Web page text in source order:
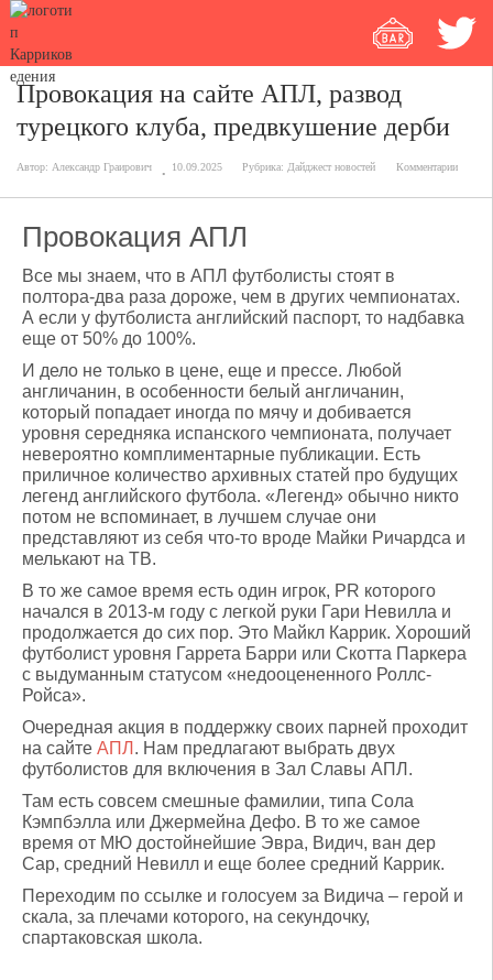
Провокация на сайте АПЛ, развод
турецкого клуба, предвкушение дерби
Автор: Александр Граирович 10.09.2025 Рубрика: Дайджест новостей Комментарии
Провокация АПЛ
Все мы знаем, что в АПЛ футболисты стоят в
полтора-два раза дороже, чем в других чемпионатах.
А если у футболиста английский паспорт, то надбавка
еще от 50% до 100%.
И дело не только в цене, еще и прессе. Любой
англичанин, в особенности белый англичанин,
который попадает иногда по мячу и добивается
уровня середняка испанского чемпионата, получает
невероятно комплиментарные публикации. Есть
приличное количество архивных статей про будущих
легенд английского футбола. «Легенд» обычно никто
потом не вспоминает, в лучшем случае они
представляют из себя что-то вроде Майки Ричардса и
мелькают на ТВ.
В то же самое время есть один игрок, PR которого
начался в 2013-м году с легкой руки Гари Невилла и
продолжается до сих пор. Это Майкл Каррик. Хороший
футболист уровня Гаррета Барри или Скотта Паркера
с выдуманным статусом «недооцененного Роллс-
Ройса».
Очередная акция в поддержку своих парней проходит
на сайте АПЛ . Нам предлагают выбрать двух
футболистов для включения в Зал Славы АПЛ.
Там есть совсем смешные фамилии, типа Сола
Кэмпбэлла или Джермейна Дефо. В то же самое
время от МЮ достойнейшие Эвра, Видич, ван дер
Сар, средний Невилл и еще более средний Каррик.
Переходим по ссылке и голосуем за Видича – герой и
скала, за плечами которого, на секундочку,
спартаковская школа.